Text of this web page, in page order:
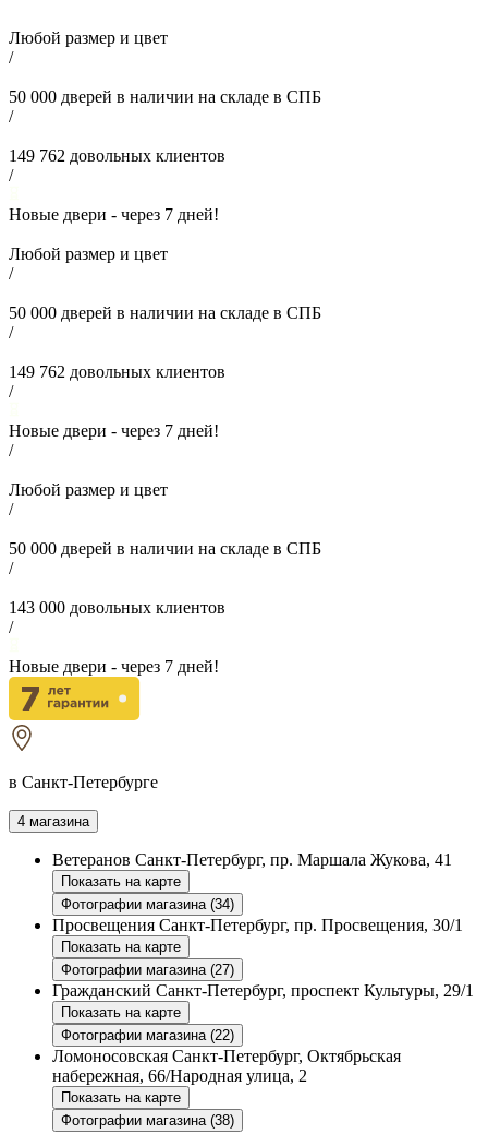
Любой размер и цвет
/
50 000 дверей в наличии на складе в СПБ
/
149 762 довольных клиентов
/
Новые двери - через 7 дней!
Любой размер и цвет
/
50 000 дверей в наличии на складе в СПБ
/
149 762 довольных клиентов
/
Новые двери - через 7 дней!
/
Любой размер и цвет
/
50 000 дверей в наличии на складе в СПБ
/
143 000 довольных клиентов
/
Новые двери - через 7 дней!
в Санкт-Петербурге
4 магазина
Ветеранов Санкт-Петербург, пр. Маршала Жукова, 41
Показать на карте
Фотографии магазина (34)
Просвещения Санкт-Петербург, пр. Просвещения, 30/1
Показать на карте
Фотографии магазина (27)
Гражданский Санкт-Петербург, проспект Культуры, 29/1
Показать на карте
Фотографии магазина (22)
Ломоносовская Санкт-Петербург, Октябрьская
набережная, 66/Народная улица, 2
Показать на карте
Фотографии магазина (38)